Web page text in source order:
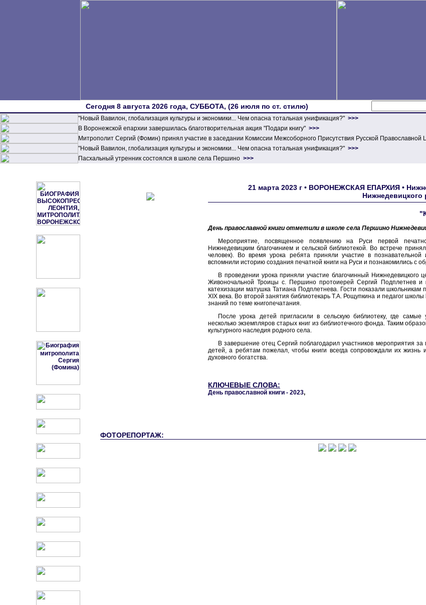
Сегодня 8 августа 2026 года, СУББОТА, (26 июля по ст. стилю)
"Новый Вавилон, глобализация культуры и экономики... Чем опасна тотальная унификация?" >>>
В Воронежской епархии завершилась благотворительная акция "Подари книгу" >>>
Митрополит Сергий (Фомин) принял участие в заседании Комиссии Межсоборного Присутствия Русской
"Новый Вавилон, глобализация культуры и экономики... Чем опасна тотальная унификация?" >>>
Пасхальный утренник состоялся в школе села Першино >>>
21 марта 2023 г • ВОРОНЕЖСКАЯ ЕПАРХИЯ •
Нижнедевицкого
День православной книги отметили в школе села Першино
Мероприятие, посвященное появлению на Руси первой
Нижнедевицким благочинием и сельской библиотекой. Во встрече
человек). Во время урока ребята приняли участие в познавательной
вспомнили историю создания печатной книги на Руси и познакомились с
В проведении урока приняли участие благочинный Нижнедевицкого
Живоночальной Троицы с. Першино протоиерей Сергий Подплетнев и
катехизации матушка Татиана Подплетнева. Гости показали школьникам
XIX века. Во второй занятия библиотекарь Т.А. Рощупкина и педагог
знаний по теме книгопечатания.
После урока детей пригласили в сельскую библиотеку, где самые
несколько экземпляров старых книг из библиотечного фонда. Таким
культурного наследия родного села.
В завершение отец Сергий поблагодарил участников мероприятия
детей, а ребятам пожелал, чтобы книги всегда сопровождали их
духовного богатства.
КЛЮЧЕВЫЕ СЛОВА:
День православной книги - 2023,
ФОТОРЕПОРТАЖ: